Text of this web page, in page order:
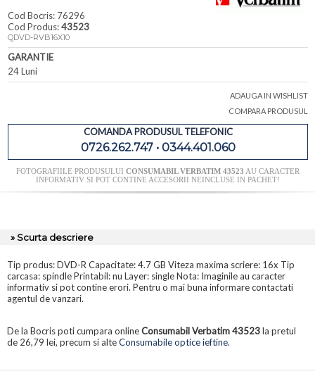
Cod Bocris: 76296
Cod Produs:43523
QDVD-RVB16X10
GARANTIE
24 Luni
ADAUGA IN WISHLIST
COMPARA PRODUSUL
COMANDA PRODUSUL TELEFONIC
0726.262.747 • 0344.401.060
FOTOGRAFIILE PRODUSULUI CONSUMABIL VERBATIM 43523 AU CARACTER
INFORMATIV SI POT CONTINE ACCESORII NEINCLUSE IN PACHET!
» Scurta descriere
Tip produs: DVD-R Capacitate: 4.7 GB Viteza maxima scriere: 16x Tip
carcasa: spindle Printabil: nu Layer: single Nota: Imaginile au caracter
informativ si pot contine erori. Pentru o mai buna informare contactati
agentul de vanzari.
De la Bocris poti cumpara onlineConsumabil Verbatim 43523la pretul
de 26,79 lei, precum si alteConsumabile optice ieftine.